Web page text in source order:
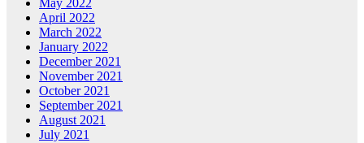
May 2022
April 2022
March 2022
January 2022
December 2021
November 2021
October 2021
September 2021
August 2021
July 2021